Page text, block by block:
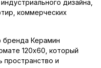
дизайна,
коммерческих
бренда Керамин
120x60, который
пространство и